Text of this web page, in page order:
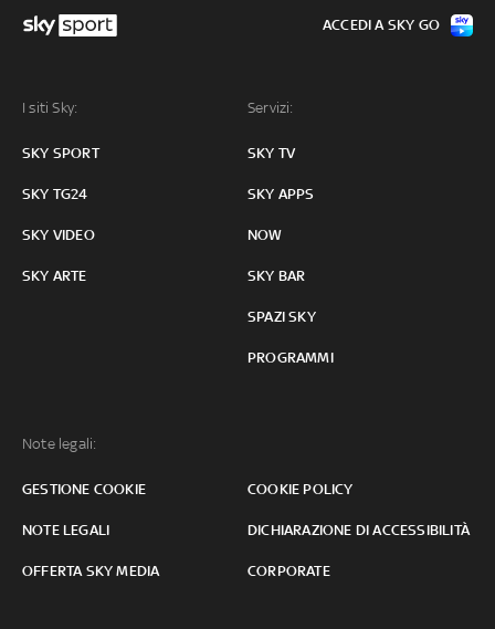
I siti Sky:
SKY SPORT
SKY TG24
SKY VIDEO
SKY ARTE
Servizi:
SKY TV
SKY APPS
NOW
SKY BAR
SPAZI SKY
PROGRAMMI
Note legali:
GESTIONE COOKIE COOKIE POLICY
NOTE LEGALI DICHIARAZIONE DI ACCESSIBILITÀ
OFFERTA SKY MEDIA CORPORATE
ACCEDI A SKY GO